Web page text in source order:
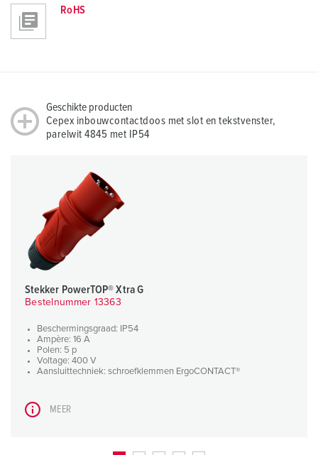
RoHS
Geschikte producten
Cepex inbouwcontactdoos met slot en tekstvenster,
parelwit 4845 met IP54
Stekker PowerTOP® Xtra G
Bestelnummer 13363
Beschermingsgraad: IP54
Ampère: 16 A
Polen: 5 p
Voltage: 400 V
Aansluittechniek: schroefklemmen ErgoCONTACT®
MEER